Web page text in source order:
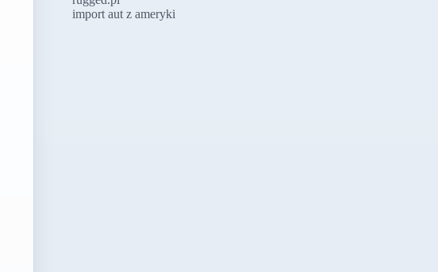
import aut z ameryki